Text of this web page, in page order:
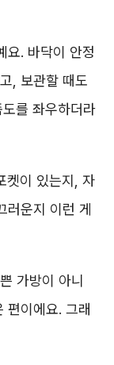
요. 바닥이 안정
, 보관할 때도
를 좌우하더라
켓이 있는지, 자
러운지 이런 게
가방이 아니
편이에요. 그래